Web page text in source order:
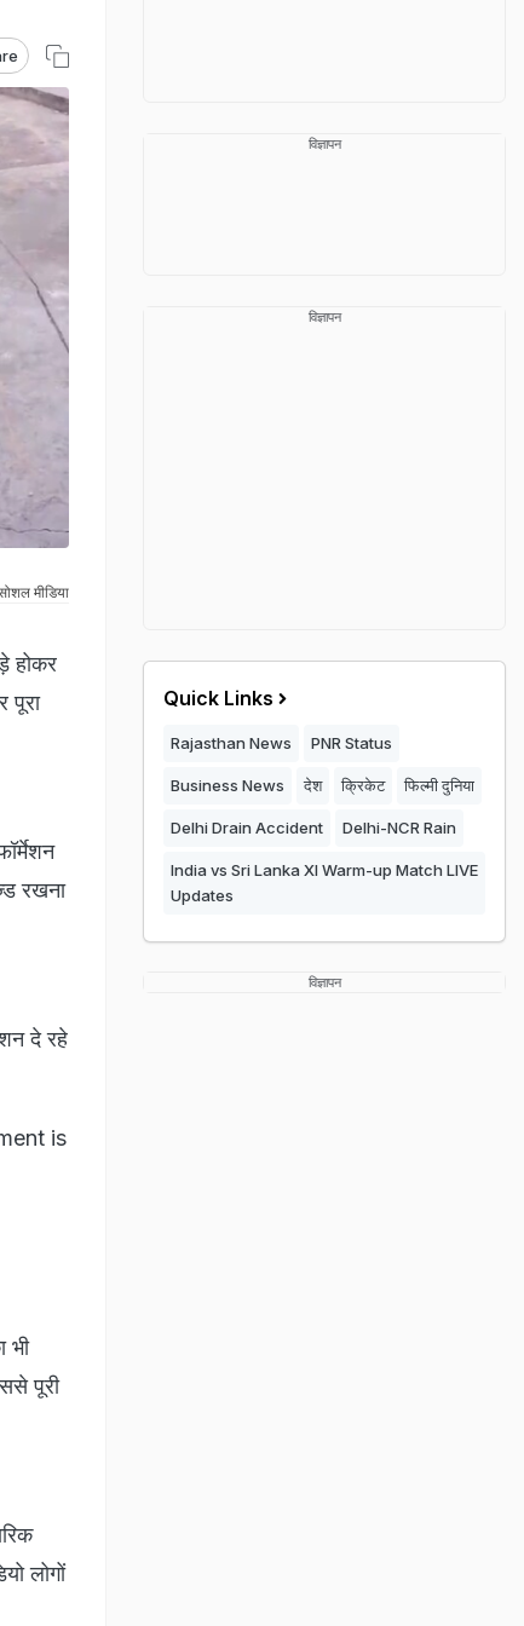
मीडिया
होकर
पूरा
रखना
दे रहे
is
भी
पूरी
लोगों
विज्ञापन
विज्ञापन
Quick Links
Rajasthan News PNR Status
Business News देश क्रिकेट फिल्मी दुनिया
Delhi Drain Accident Delhi-NCR Rain
India vs Sri Lanka XI Warm-up Match LIVE
Updates
विज्ञापन